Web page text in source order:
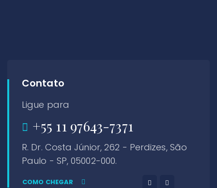
Contato
Ligue para
+55 11 97643-7371
R. Dr. Costa Júnior, 262 - Perdizes, São
Paulo - SP, 05002-000.
COMO CHEGAR